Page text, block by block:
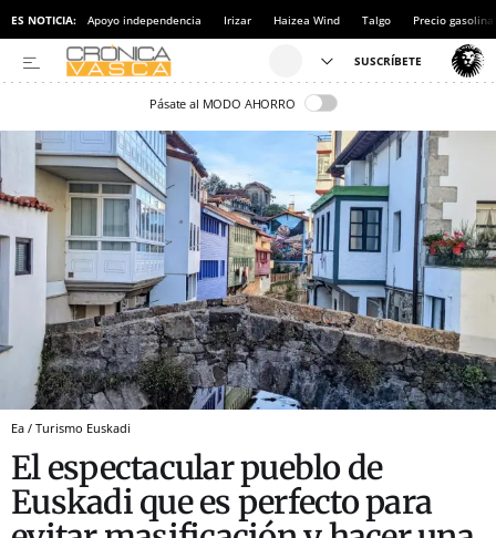
ES NOTICIA: Apoyo independencia Irizar Haizea Wind Talgo Precio gasolina
Pásate al MODO AHORRO
Ea / Turismo Euskadi
El espectacular pueblo de
Euskadi que es perfecto para